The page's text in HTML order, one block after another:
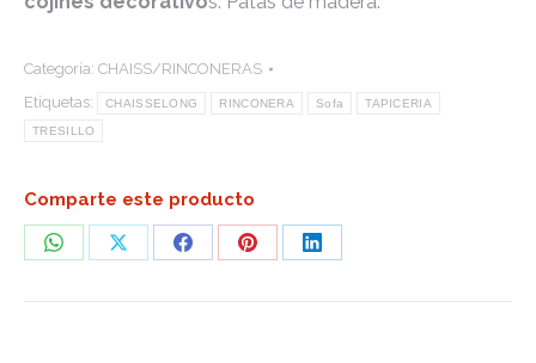
Categoría: CHAISS/RINCONERAS
Etiquetas:
CHAISSELONG RINCONERA Sofa TAPICERIA
TRESILLO
Comparte este producto
Share
Share
Share
Share
Share